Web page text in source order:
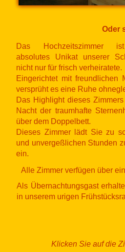
Oder
Das Hochzeitszimmer
absolutes Unikat unserer
nicht nur für frisch verheiratete.
Eingerichtet mit freundlichen
versprüht es eine Ruhe
Das Highlight dieses
Nacht der traumhafte
über dem Doppelbett.
Dieses Zimmer lädt Sie zu
und unvergeßlichen Stunden
ein.
Alle Zimmer verfügen über
Als Übernachtungsgast
in unserem urigen
Klicken Sie auf die